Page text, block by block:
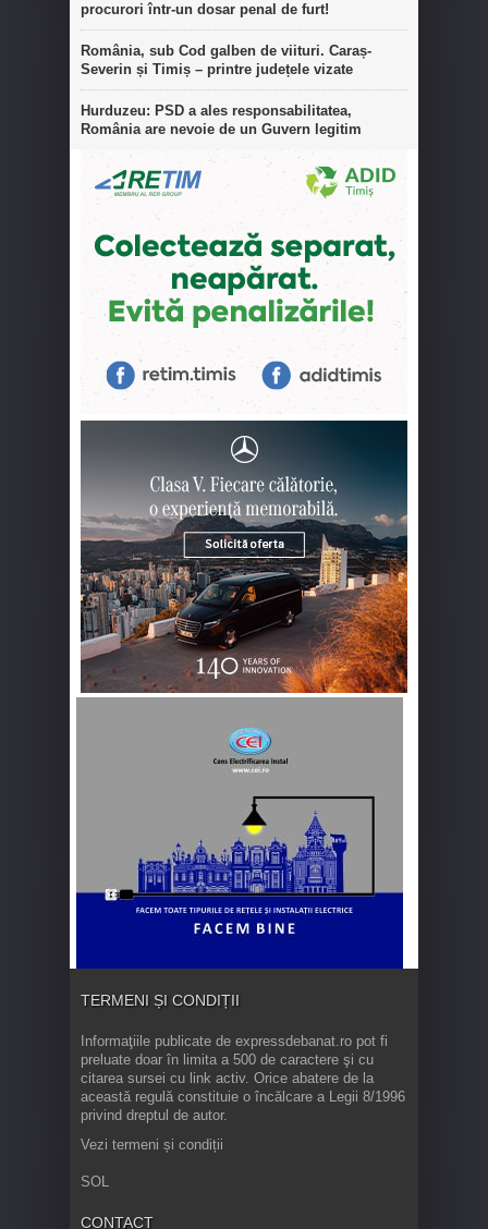
procurori într-un dosar penal de furt!
România, sub Cod galben de viituri. Caraș-
Severin și Timiș – printre județele vizate
Hurduzeu: PSD a ales responsabilitatea,
România are nevoie de un Guvern legitim
TERMENI ȘI CONDIȚII
Informaţiile publicate de expressdebanat.ro pot fi
preluate doar în limita a 500 de caractere şi cu
citarea sursei cu link activ. Orice abatere de la
această regulă constituie o încălcare a Legii 8/1996
privind dreptul de autor.
Vezi termeni și condiții
SOL
CONTACT